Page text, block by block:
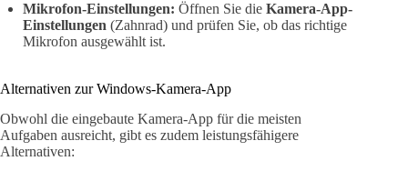
Mikrofon-Einstellungen: Öffnen Sie die Kamera-App-
Einstellungen (Zahnrad) und prüfen Sie, ob das richtige
Mikrofon ausgewählt ist.
Alternativen zur Windows-Kamera-App
Obwohl die eingebaute Kamera-App für die meisten
Aufgaben ausreicht, gibt es zudem leistungsfähigere
Alternativen: